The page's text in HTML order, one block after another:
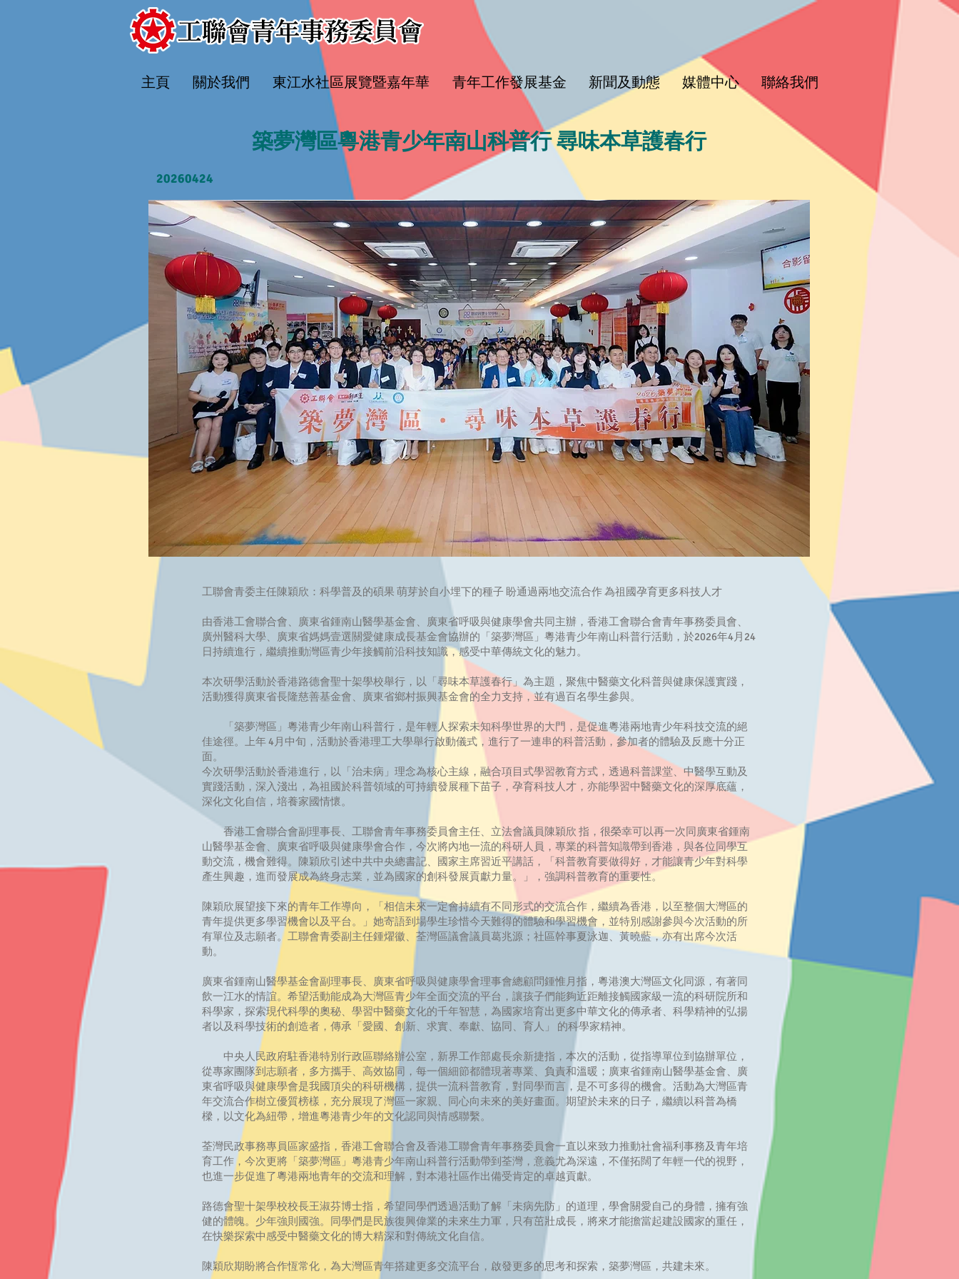
主頁 關於我們 ​東江水社區展覽暨嘉年華 青年工作發展基金 新聞及動態 媒體中心 聯絡我們
築夢灣區粵港青少年南山科普行 尋味本草護春行
20260424
工聯會青委主任陳穎欣：科學普及的碩果 萌芽於自小埋下的種子 盼通過兩地交流合作 為祖國孕育更多科技人才
由香港工會聯合會、廣東省鍾南山醫學基金會、廣東省呼吸與健康學會共同主辦，香港工會聯合會青年事務委員會、
廣州醫科大學、廣東省媽媽壹選關愛健康成長基金會協辦的「築夢灣區」粵港青少年南山科普行活動，於2026年4月24
日持續進行，繼續推動灣區青少年接觸前沿科技知識，感受中華傳統文化的魅力。
本次研學活動於香港路德會聖十架學校舉行，以「尋味本草護春行」為主題，聚焦中醫藥文化科普與健康保護實踐，
活動獲得廣東省長隆慈善基金會、廣東省鄉村振興基金會的全力支持，並有過百名學生參與。
「築夢灣區」粵港青少年南山科普行，是年輕人探索未知科學世界的大門，是促進粵港兩地青少年科技交流的絕
佳途徑。上年 4月中旬，活動於香港理工大學舉行啟動儀式，進行了一連串的科普活動，參加者的體驗及反應十分正
面。
今次研學活動於香港進行，以「治未病」理念為核心主線，融合項目式學習教育方式，透過科普課堂、中醫學互動及
實踐活動，深入淺出，為祖國於科普領域的可持續發展種下苗子，孕育科技人才，亦能學習中醫藥文化的深厚底蘊，
深化文化自信，培養家國情懷。
香港工會聯合會副理事長、工聯會青年事務委員會主任、立法會議員陳穎欣 指，很榮幸可以再一次同廣東省鍾南
山醫學基金會、廣東省呼吸與健康學會合作，今次將內地一流的科研人員，專業的科普知識帶到香港，與各位同學互
動交流，機會難得。陳穎欣引述中共中央總書記、國家主席習近平講話，「科普教育要做得好，才能讓青少年對科學
產生興趣，進而發展成為終身志業，並為國家的創科發展貢獻力量。」，強調科普教育的重要性。
陳穎欣展望接下來的青年工作導向，「相信未來一定會持續有不同形式的交流合作，繼續為香港，以至整個大灣區的
青年提供更多學習機會以及平台。」她寄語到場學生珍惜今天難得的體驗和學習機會，並特別感謝參與今次活動的所
有單位及志願者。工聯會青委副主任鍾燿徽、荃灣區議會議員葛兆源；社區幹事夏泳迦、黃曉藍，亦有出席今次活
動。
廣東省鍾南山醫學基金會副理事長、廣東省呼吸與健康學會理事會總顧問鍾惟月指，粵港澳大灣區文化同源，有著同
飲一江水的情誼。希望活動能成為大灣區青少年全面交流的平台，讓孩子們能夠近距離接觸國家級一流的科研院所和
科學家，探索現代科學的奧秘、學習中醫藥文化的千年智慧，為國家培育出更多中華文化的傳承者、科學精神的弘揚
者以及科學技術的創造者，傳承「愛國、創新、求實、奉獻、協同、育人」 的科學家精神。
中央人民政府駐香港特別行政區聯絡辦公室，新界工作部處長余新捷指，本次的活動，從指導單位到協辦單位，
從專家團隊到志願者，多方攜手、高效協同，每一個細節都體現著專業、負責和溫暖；廣東省鍾南山醫學基金會、廣
東省呼吸與健康學會是我國頂尖的科研機構，提供一流科普教育，對同學而言，是不可多得的機會。活動為大灣區青
年交流合作樹立優質榜樣，充分展現了灣區一家親、同心向未來的美好畫面。期望於未來的日子，繼續以科普為橋
樑，以文化為紐帶，增進粵港青少年的文化認同與情感聯繫。
荃灣民政事務專員區家盛指，香港工會聯合會及香港工聯會青年事務委員會一直以來致力推動社會福利事務及青年培
育工作，今次更將「築夢灣區」粵港青少年南山科普行活動帶到荃灣，意義尤為深遠，不僅拓闊了年輕一代的視野，
也進一步促進了粵港兩地青年的交流和理解，對本港社區作出備受肯定的卓越貢獻。
路德會聖十架學校校長王淑芬博士指，希望同學們透過活動了解「未病先防」的道理，學會關愛自己的身體，擁有強
健的體魄。少年強則國強。同學們是民族復興偉業的未來生力軍，只有茁壯成長，將來才能擔當起建設國家的重任，
在快樂探索中感受中醫藥文化的博大精深和對傳統文化自信。
陳穎欣期盼將合作恆常化，為大灣區青年搭建更多交流平台，啟發更多的思考和探索，築夢灣區，共建未來。